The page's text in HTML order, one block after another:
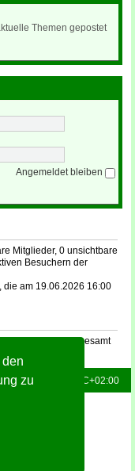
zu
Themen gepostet
Angemeldet bleiben
Mitglieder, 0 unsichtbare
Besuchern der
die am 19.06.2026 16:00
16• Mitglieder insgesamt
Alle Zeiten sind UTC+02:00